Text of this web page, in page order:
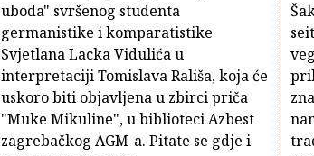
uboda" svršenog studenta
germanistike i komparatistike
Svjetlana Lacka Vidulića u
interpretaciji Tomislava Rališa, koja će
uskoro biti objavljena u zbirci priča
"Muke Mikuline", u biblioteci Azbest
zagrebačkog AGM-a. Pitate se gdje i